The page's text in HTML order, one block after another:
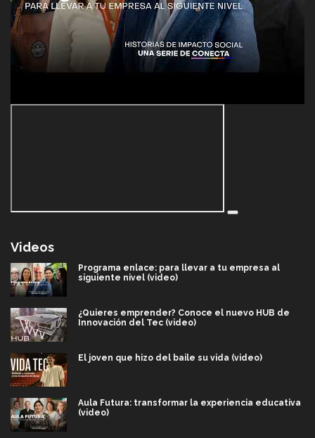
Videos
Programa enlace: para llevar a tu empresa al
siguiente nivel (video)
¿Quieres emprender? Conoce el nuevo HUB de
Innovación del Tec (video)
El joven que hizo del baile su vida (video)
Aula Futura: transformar la experiencia educativa
(video)